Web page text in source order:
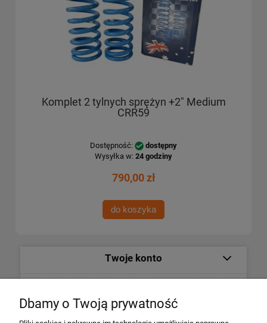
Komplet 2 tylnych sprężyn +2" Medium
CRR59
Dostępność:
dostępny
Wysyłka w: 24 godziny
790,00 zł
do koszyka
Twoje konto
Dbamy o Twoją prywatność